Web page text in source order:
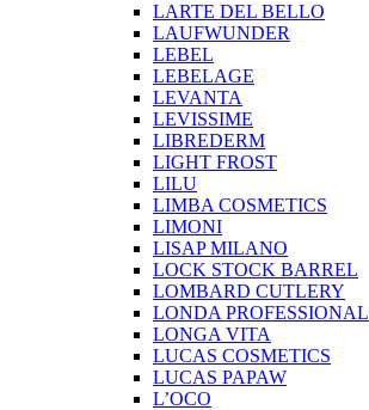
LARTE DEL BELLO
LAUFWUNDER
LEBEL
LEBELAGE
LEVANTA
LEVISSIME
LIBREDERM
LIGHT FROST
LILU
LIMBA COSMETICS
LIMONI
LISAP MILANO
LOCK STOCK BARREL
LOMBARD CUTLERY
LONDA PROFESSIONAL
LONGA VITA
LUCAS COSMETICS
LUCAS PAPAW
L’OCO